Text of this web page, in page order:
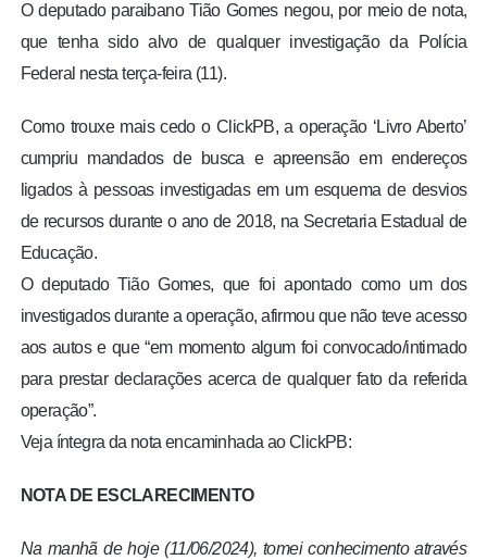
O deputado paraibano Tião Gomes negou, por meio de nota,
que tenha sido alvo de qualquer investigação da Polícia
Federal nesta terça-feira (11).
Como trouxe mais cedo o ClickPB, a operação ‘Livro Aberto’
cumpriu mandados de busca e apreensão em endereços
ligados à pessoas investigadas em um esquema de desvios
de recursos durante o ano de 2018, na Secretaria Estadual de
Educação.
O deputado Tião Gomes, que foi apontado como um dos
investigados durante a operação, afirmou que não teve acesso
aos autos e que “em momento algum foi convocado/intimado
para prestar declarações acerca de qualquer fato da referida
operação”.
Veja íntegra da nota encaminhada ao ClickPB:
NOTA DE ESCLARECIMENTO
Na manhã de hoje (11/06/2024), tomei conhecimento através